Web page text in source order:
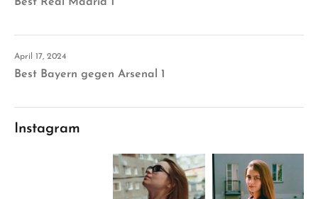
April 17, 2024
Best Bayern gegen Arsenal 1
Instagram